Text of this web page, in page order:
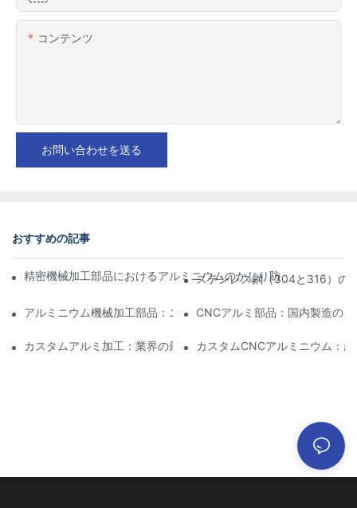
コンテンツ
お問い合わせを送る
おすすめの記事
精密機械加工部品におけるアルミニウムのかじり防止：設計、工
ステンレス鋼（304と316）の
アルミニウム機械加工部品：ニッチ市場向けのカスタマイズ
CNCアルミ部品：国内製造の
カスタムアルミ加工：業界の最新イノベーションを探る
カスタムCNCアルミニウム：